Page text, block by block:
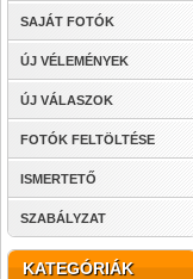
SAJÁT FOTÓK
ÚJ VÉLEMÉNYEK
ÚJ VÁLASZOK
FOTÓK FELTÖLTÉSE
ISMERTETŐ
SZABÁLYZAT
KATEGÓRIÁK